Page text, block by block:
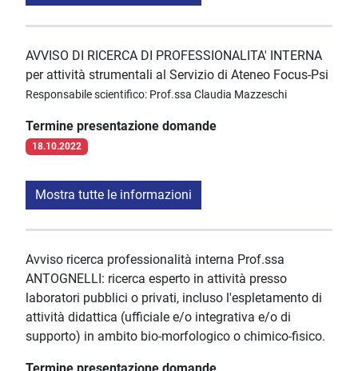
AVVISO DI RICERCA DI PROFESSIONALITA' INTERNA
per attività strumentali al Servizio di Ateneo Focus-Psi
Responsabile scientifico: Prof.ssa Claudia Mazzeschi
Termine presentazione domande
18.10.2022
Mostra tutte le informazioni
Avviso ricerca professionalità interna Prof.ssa
ANTOGNELLI: ricerca esperto in attività presso
laboratori pubblici o privati, incluso l'espletamento di
attività didattica (ufficiale e/o integrativa e/o di
supporto) in ambito bio-morfologico o chimico-fisico.